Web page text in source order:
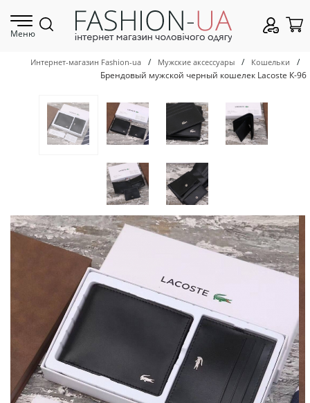
Меню
Интернет-магазин Fashion-ua / Мужские аксессуары / Кошельки
/
Брендовый мужской черный кошелек Lacoste К-96